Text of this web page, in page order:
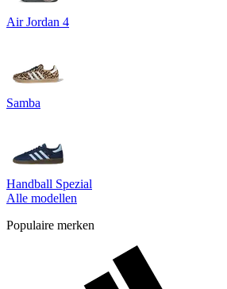
Air Jordan 4
Samba
Handball Spezial
Alle modellen
Populaire merken